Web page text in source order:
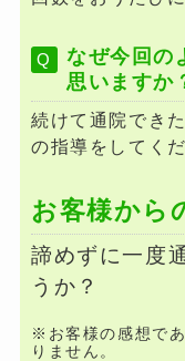
なぜ今回の
思いますか
続けて通院でき
の指導をしてく
お客様から
諦めずに一度
うか？
※お客様の感想で
りません。